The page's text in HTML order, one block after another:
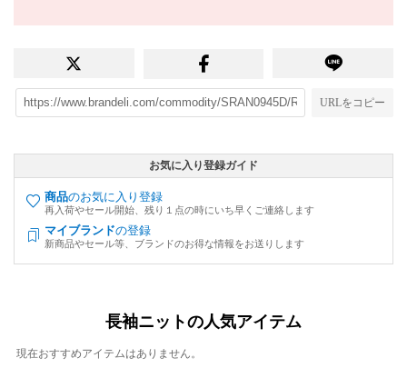
URLをコピー
お気に入り登録ガイド
商品のお気に入り登録
再入荷やセール開始、残り１点の時にいち早くご連絡します
マイブランドの登録
新商品やセール等、ブランドのお得な情報をお送りします
長袖ニットの人気アイテム
現在おすすめアイテムはありません。